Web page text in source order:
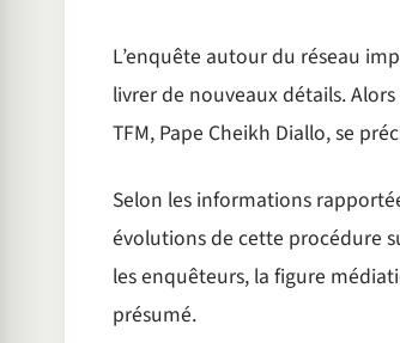
L’enquête autour du réseau
livrer de nouveaux détails.
TFM, Pape Cheikh Diallo, se
Selon les informations
évolutions de cette procédure
les enquêteurs, la figure
présumé.